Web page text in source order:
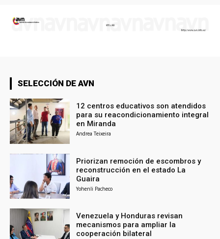
SELECCIÓN DE AVN
12 centros educativos son atendidos
para su reacondicionamiento integral
en Miranda
Andrea Teixeira
Priorizan remoción de escombros y
reconstrucción en el estado La
Guaira
Yohenli Pacheco
Venezuela y Honduras revisan
mecanismos para ampliar la
cooperación bilateral